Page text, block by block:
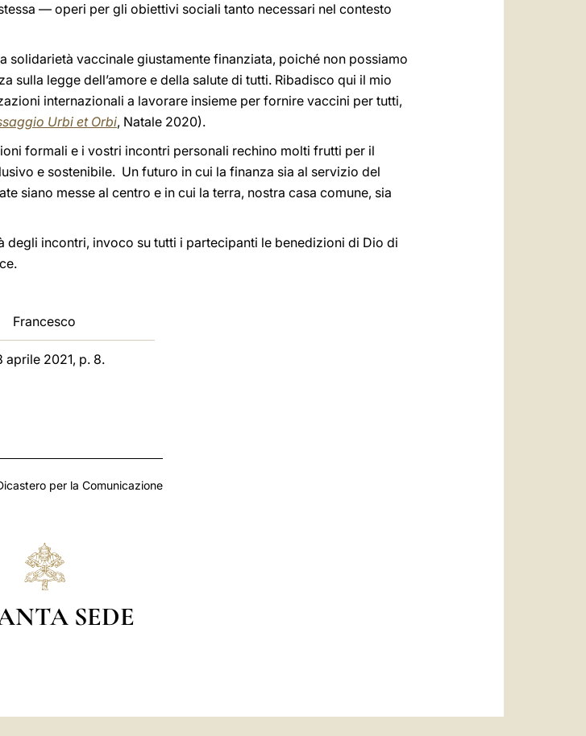
— operi per gli obiettivi sociali tanto necessari nel contesto
vaccinale giustamente finanziata, poiché non possiamo
sulla legge dell’amore e della salute di tutti. Ribadisco qui il mio
internazionali a lavorare insieme per fornire vaccini per tutti,
Urbi et Orbi, Natale 2020).
formali e i vostri incontri personali rechino molti frutti per il
e sostenibile. Un futuro in cui la finanza sia al servizio del
siano messe al centro e in cui la terra, nostra casa comune, sia
incontri, invoco su tutti i partecipanti le benedizioni di Dio di
Francesco
aprile 2021, p. 8.
per la Comunicazione
SEDE